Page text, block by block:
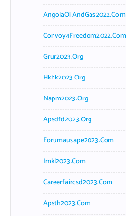
AngolaOilAndGas2022.com
Convoy4Freedom2022.com
Grur2023.org
Hkhk2023.org
Napm2023.org
Apsdfd2023.org
Forumausape2023.com
Imkl2023.com
Careerfaircsd2023.com
Apsth2023.com